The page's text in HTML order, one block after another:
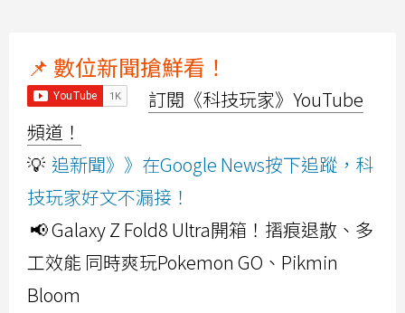
📌 數位新聞搶鮮看！
訂閱《科技玩家》YouTube
頻道！
💡 追新聞》》在Google News按下追蹤，科
技玩家好文不漏接！
📢 Galaxy Z Fold8 Ultra開箱！摺痕退散、多
工效能 同時爽玩Pokemon GO、Pikmin
Bloom